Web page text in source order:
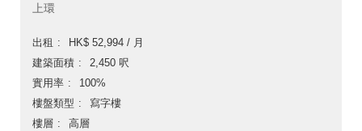
上環
出租
HK$ 52,994 / 月
建築面積
2,450 呎
實用率
100%
樓盤類型
寫字樓
樓層
高層